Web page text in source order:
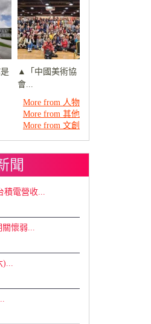
▲「中國美術協
會...
More from 人物
More from 其他
More from 文創
聞
電營收...
懷弱...